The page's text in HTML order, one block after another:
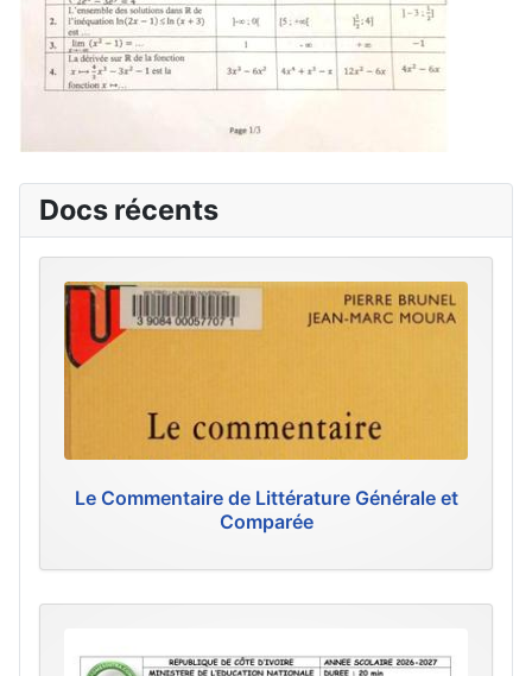
Docs récents
Le Commentaire de Littérature Générale et
Comparée